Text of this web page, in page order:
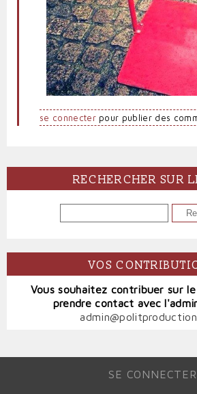
se connecterpour publier des
RECHERCHER SUR
RECHERCHER
VOS
Vous souhaitez contribuer sur
prendre contact avec
SE CONNECTER